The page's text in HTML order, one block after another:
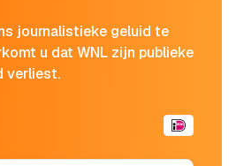
journalistieke geluid te
u dat WNL zijn publieke
verliest.